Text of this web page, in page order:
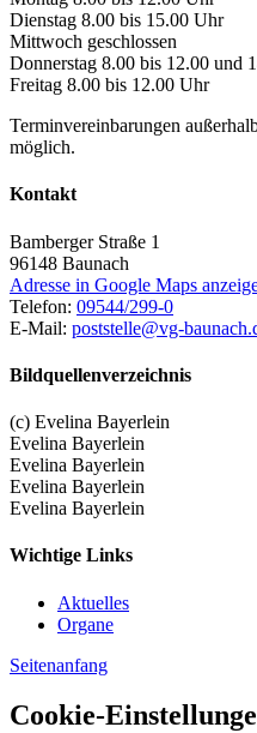
Dienstag 8.00 bis 15.00 Uhr
Mittwoch geschlossen
Donnerstag 8.00 bis 12.00 und
Freitag 8.00 bis 12.00 Uhr
Terminvereinbarungen
möglich.
Kontakt
Bamberger Straße 1
96148 Baunach
Adresse in Google Maps
Telefon: 09544/299-0
E-Mail: poststelle@vg-
Bildquellenverzeichnis
(c) Evelina Bayerlein
Evelina Bayerlein
Evelina Bayerlein
Evelina Bayerlein
Evelina Bayerlein
Wichtige Links
Aktuelles
Organe
Seitenanfang
Cookie-